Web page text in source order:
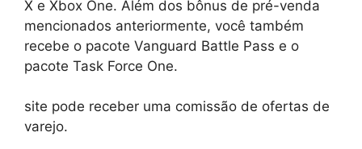
X e Xbox One. Além dos bônus de pré-venda
mencionados anteriormente, você também
recebe o pacote Vanguard Battle Pass e o
pacote Task Force One.
site pode receber uma comissão de ofertas de
varejo.